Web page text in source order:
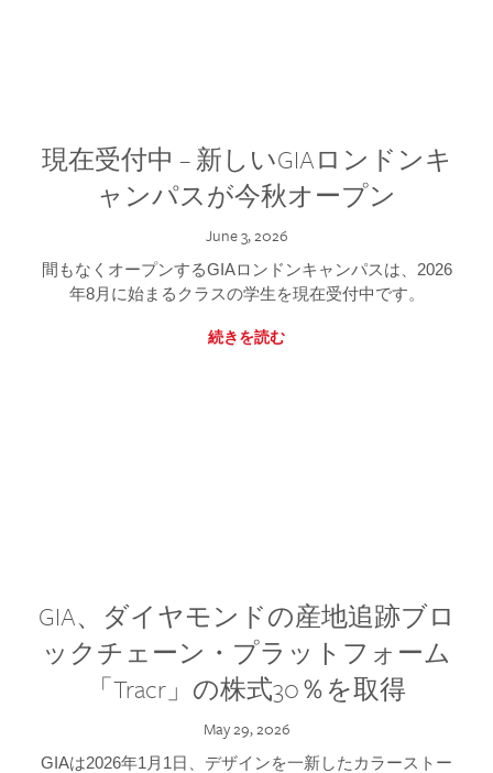
現在受付中 – 新しいGIAロンドンキ
ャンパスが今秋オープン
June 3, 2026
間もなくオープンするGIAロンドンキャンパスは、2026
年8月に始まるクラスの学生を現在受付中です。
続きを読む
GIA、ダイヤモンドの産地追跡ブロ
ックチェーン・プラットフォーム
「Tracr」の株式30％を取得
May 29, 2026
GIAは2026年1月1日、デザインを一新したカラーストー